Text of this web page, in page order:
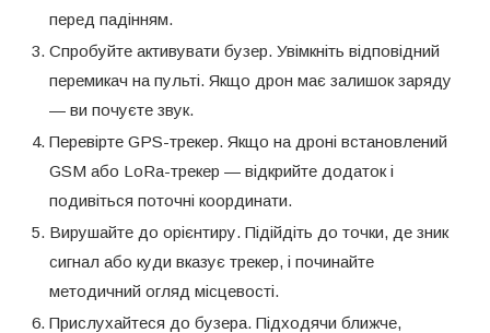
перед падінням.
Спробуйте активувати бузер. Увімкніть відповідний
перемикач на пульті. Якщо дрон має залишок заряду
— ви почуєте звук.
Перевірте GPS-трекер. Якщо на дроні встановлений
GSM або LoRa-трекер — відкрийте додаток і
подивіться поточні координати.
Вирушайте до орієнтиру. Підійдіть до точки, де зник
сигнал або куди вказує трекер, і починайте
методичний огляд місцевості.
Прислухайтеся до бузера. Підходячи ближче,